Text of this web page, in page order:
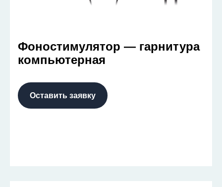
Фоностимулятор — гарнитура
компьютерная
Оставить заявку